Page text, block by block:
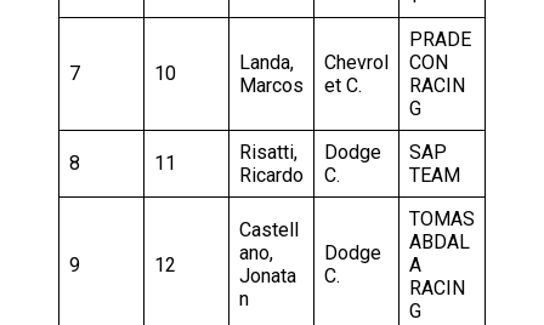
7 10
Landa,
Marcos
Chevrol
et C.
PRADE
CON
RACIN
G
8 11
Risatti,
Ricardo
Dodge
C.
SAP
TEAM
9 12
Castell
ano,
Jonata
n
Dodge
C.
TOMAS
ABDAL
A
RACIN
G